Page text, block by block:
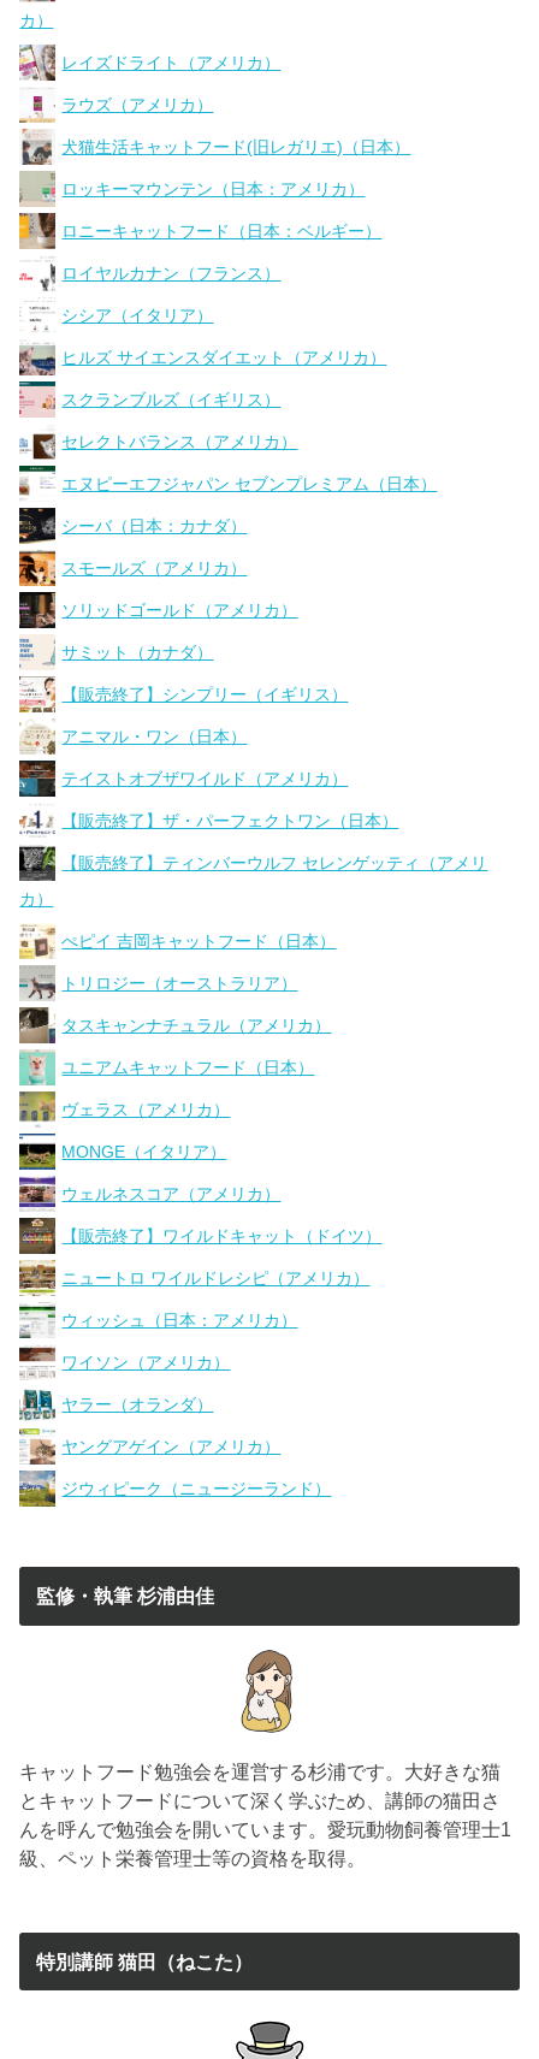
カ）
レイズドライト（アメリカ）
ラウズ（アメリカ）
犬猫生活キャットフード(旧レガリエ)（日本）
ロッキーマウンテン（日本：アメリカ）
ロニーキャットフード（日本：ベルギー）
ロイヤルカナン（フランス）
シシア（イタリア）
ヒルズ サイエンスダイエット（アメリカ）
スクランブルズ（イギリス）
セレクトバランス（アメリカ）
エヌピーエフジャパン セブンプレミアム（日本）
シーバ（日本：カナダ）
スモールズ（アメリカ）
ソリッドゴールド（アメリカ）
サミット（カナダ）
【販売終了】シンプリー（イギリス）
アニマル・ワン（日本）
テイストオブザワイルド（アメリカ）
【販売終了】ザ・パーフェクトワン（日本）
【販売終了】ティンバーウルフ セレンゲッティ（アメリ
カ）
ぺピイ 吉岡キャットフード（日本）
トリロジー（オーストラリア）
タスキャンナチュラル（アメリカ）
ユニアムキャットフード（日本）
ヴェラス（アメリカ）
MONGE（イタリア）
ウェルネスコア（アメリカ）
【販売終了】ワイルドキャット（ドイツ）
ニュートロ ワイルドレシピ（アメリカ）
ウィッシュ（日本：アメリカ）
ワイソン（アメリカ）
ヤラー（オランダ）
ヤングアゲイン（アメリカ）
ジウィピーク（ニュージーランド）
監修・執筆 杉浦由佳
キャットフード勉強会を運営する杉浦です。大好きな猫
とキャットフードについて深く学ぶため、講師の猫田さ
んを呼んで勉強会を開いています。愛玩動物飼養管理士1
級、ペット栄養管理士等の資格を取得。
特別講師 猫田（ねこた）